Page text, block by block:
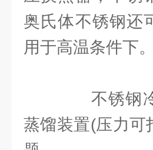
奥氏体不锈钢还
用于高温条件下。
不锈钢冷
蒸馏装置(压力可